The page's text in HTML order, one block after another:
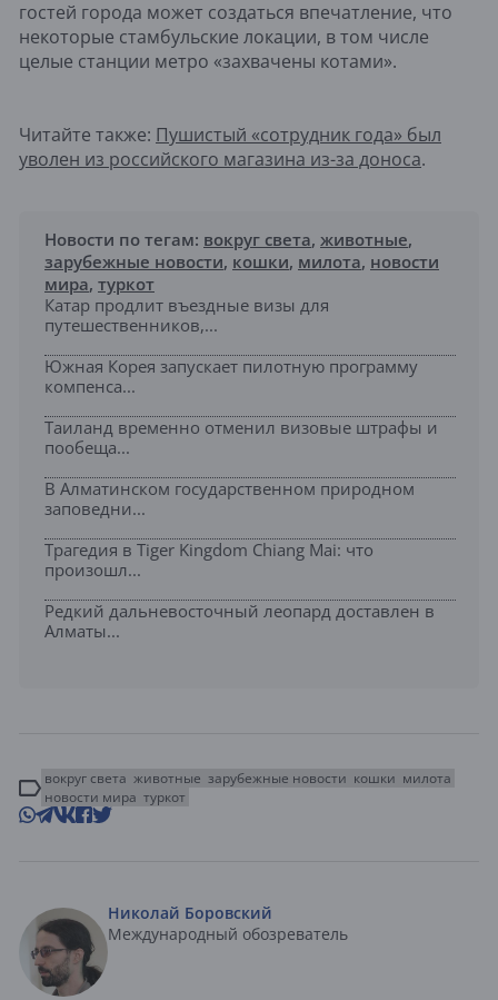
гостей города может создаться впечатление, что
некоторые стамбульские локации, в том числе
целые станции метро «захвачены котами».
Читайте также: Пушистый «сотрудник года» был
уволен из российского магазина из-за доноса.
Новости по тегам: вокруг света, животные,
зарубежные новости, кошки, милота, новости
мира, туркот
Катар продлит въездные визы для
путешественников,...
Южная Корея запускает пилотную программу
компенса...
Таиланд временно отменил визовые штрафы и
пообеща...
В Алматинском государственном природном
заповедни...
Трагедия в Tiger Kingdom Chiang Mai: что
произошл...
Редкий дальневосточный леопард доставлен в
Алматы...
вокруг света животные зарубежные новости кошки милота
новости мира туркот
Николай Боровский
Международный обозреватель